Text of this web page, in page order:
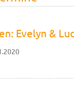
Evelyn &